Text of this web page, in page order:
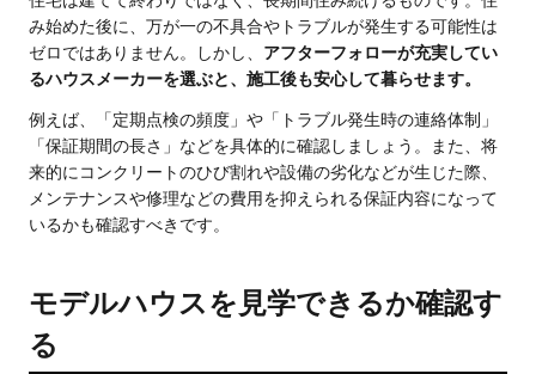
み始めた後に、万が一の不具合やトラブルが発生する可能性は
ゼロではありません。しかし、 アフターフォローが充実してい
るハウスメーカーを選ぶと、施工後も安心して暮らせます。
例えば、「定期点検の頻度」や「トラブル発生時の連絡体制」
「保証期間の長さ」などを具体的に確認しましょう。また、将
来的にコンクリートのひび割れや設備の劣化などが生じた際、
メンテナンスや修理などの費用を抑えられる保証内容になって
いるかも確認すべきです。
モデルハウスを見学できるか確認す
る